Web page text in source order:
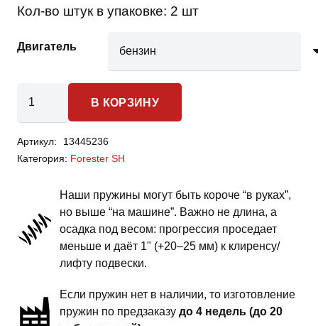
Кол-во штук в упаковке: 2 шт
Двигатель
товара
Forester
SH
пружины
передней
подвески
дюйм
комфорт
В КОРЗИНУ
Артикул:
13445236
Категория: Forester SH
Наши пружины могут быть короче “в руках”,
но выше “на машине”. Важно не длина, а
осадка под весом: прогрессия проседает
меньше и даёт 1" (+20–25 мм) к клиренсу/
лифту подвески.
Если пружин нет в наличии, то изготовление
пружин по предзаказу до 4 недель (до 20